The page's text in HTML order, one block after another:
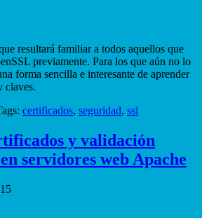
resultará familiar a todos aquellos que
previamente. Para los que aún no lo
forma sencilla e interesante de aprender
claves.
certificados, seguridad, ssl
y validación
servidores web Apache